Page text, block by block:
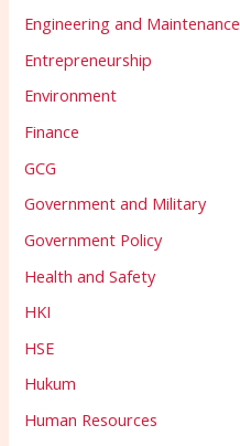
Engineering and Maintenance
Entrepreneurship
Environment
Finance
GCG
Government and Military
Government Policy
Health and Safety
HKI
HSE
Hukum
Human Resources